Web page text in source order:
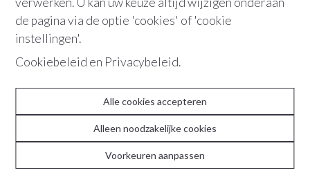
de pagina via de optie 'cookies' of 'cookie
instellingen'.
Cookiebeleid en Privacybeleid.
Alle cookies accepteren
Alleen noodzakelijke cookies
Voorkeuren aanpassen
VERKOCHT